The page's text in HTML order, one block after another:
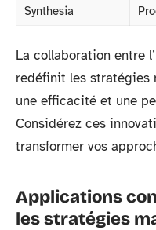
Synthesia
La collaboration entre
redéfinit les stratégies
une efficacité et une
Considérez ces
transformer vos
Applications
les stratégies